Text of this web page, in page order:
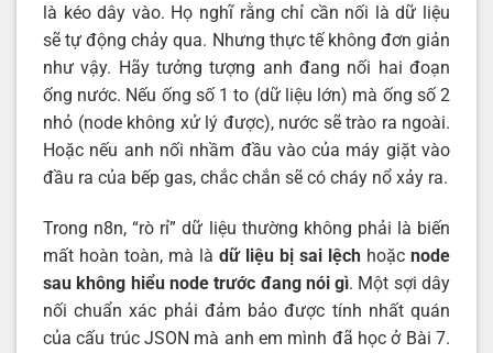
là kéo dây vào. Họ nghĩ rằng chỉ cần nối là dữ liệu
sẽ tự động chảy qua. Nhưng thực tế không đơn giản
như vậy. Hãy tưởng tượng anh đang nối hai đoạn
ống nước. Nếu ống số 1 to (dữ liệu lớn) mà ống số 2
nhỏ (node không xử lý được), nước sẽ trào ra ngoài.
Hoặc nếu anh nối nhầm đầu vào của máy giặt vào
đầu ra của bếp gas, chắc chắn sẽ có cháy nổ xảy ra.
Trong n8n, “rò rỉ” dữ liệu thường không phải là biến
mất hoàn toàn, mà là dữ liệu bị sai lệch hoặc node
sau không hiểu node trước đang nói gì. Một sợi dây
nối chuẩn xác phải đảm bảo được tính nhất quán
của cấu trúc JSON mà anh em mình đã học ở Bài 7.